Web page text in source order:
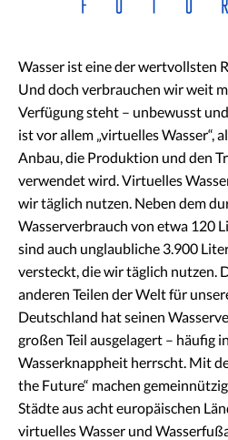
Wasser ist eine der wertvollsten
Und doch verbrauchen wir weit
Verfügung steht – unbewusst
ist vor allem „virtuelles Wasser“,
Anbau, die Produktion und den
verwendet wird. Virtuelles
wir täglich nutzen. Neben dem
Wasserverbrauch von etwa 120
sind auch unglaubliche 3.900
versteckt, die wir täglich nutzen.
anderen Teilen der Welt für
Deutschland hat seinen
großen Teil ausgelagert – häufig
Wasserknappheit herrscht. Mit
the Future“ machen
Städte aus acht europäischen
virtuelles Wasser und